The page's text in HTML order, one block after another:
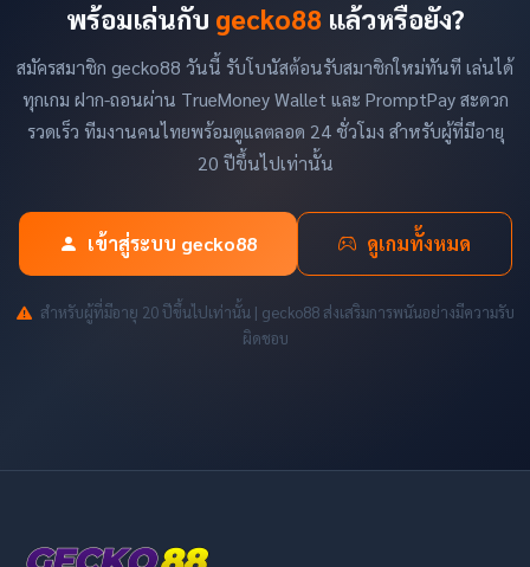
พร้อมเล่นกับ gecko88แล้วหรือยัง?
สมัครสมาชิก gecko88 วันนี้ รับโบนัสต้อนรับสมาชิกใหม่ทันที เล่นได้
ทุกเกม ฝาก-ถอนผ่าน TrueMoney Wallet และ PromptPay สะดวก
รวดเร็ว ทีมงานคนไทยพร้อมดูแลตลอด 24 ชั่วโมง สำหรับผู้ที่มีอายุ
20 ปีขึ้นไปเท่านั้น
เข้าสู่ระบบ gecko88 ดูเกมทั้งหมด
สำหรับผู้ที่มีอายุ 20 ปีขึ้นไปเท่านั้น | gecko88 ส่งเสริมการพนันอย่างมีความรับ
ผิดชอบ